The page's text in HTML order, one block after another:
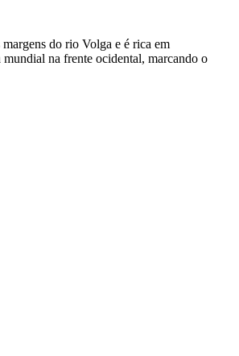
do rio Volga e é rica em
na frente ocidental, marcando o